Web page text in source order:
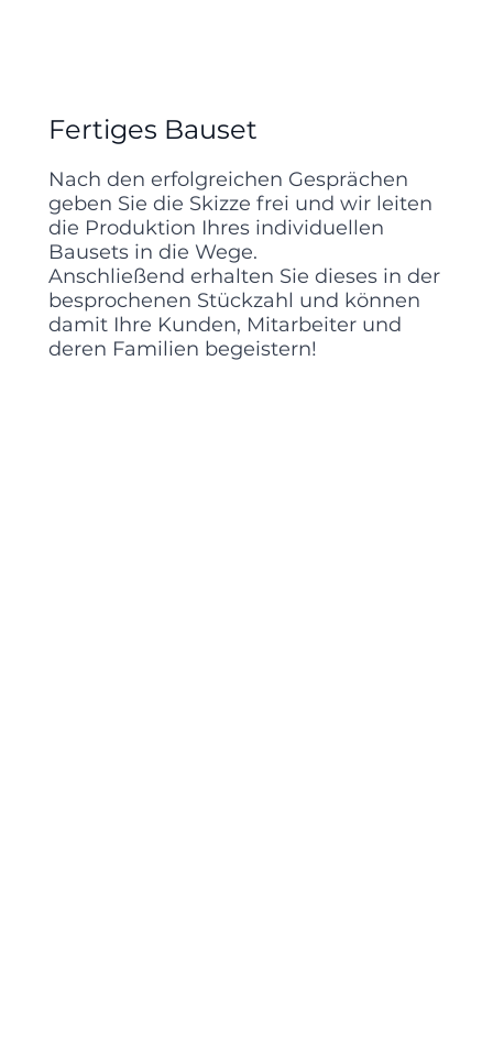
Fertiges Bauset
Nach den erfolgreichen Gesprächen
geben Sie die Skizze frei und wir leiten
die Produktion Ihres individuellen
Bausets in die Wege.
Anschließend erhalten Sie dieses in der
besprochenen Stückzahl und können
damit Ihre Kunden, Mitarbeiter und
deren Familien begeistern!